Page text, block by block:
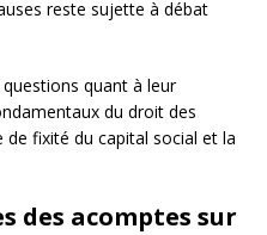
reste sujette à débat
quant à leur
du droit des
fixité du capital social et la
des acomptes sur